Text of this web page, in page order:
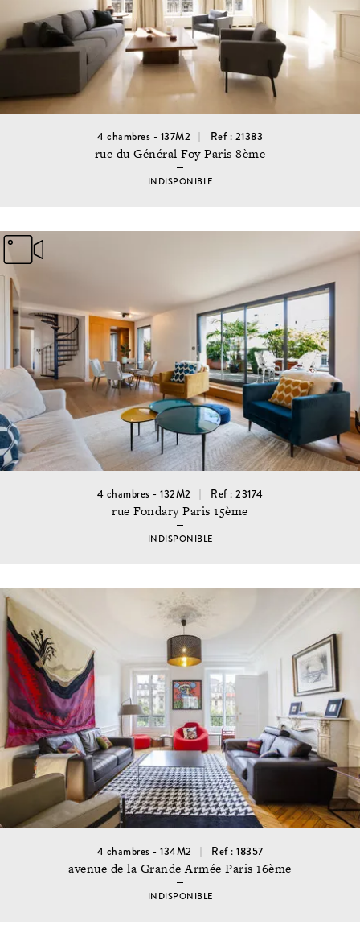
4 chambres - 137M2 Ref : 21383
rue du Général Foy Paris 8ème
INDISPONIBLE
4 chambres - 132M2 Ref : 23174
rue Fondary Paris 15ème
INDISPONIBLE
4 chambres - 134M2 Ref : 18357
avenue de la Grande Armée Paris 16ème
INDISPONIBLE